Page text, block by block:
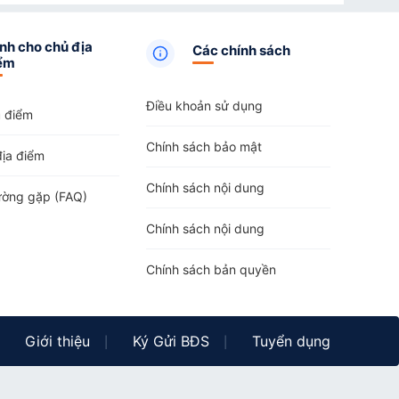
tại Xã Truông Mít
tại Xã Tân Phú, Khách sạn tại Xã Tân Hội,Khách sạn
Bình
cho chủ địa
điểm
điểm
gặp (FAQ)
Các chính sách
Điều khoản sử dụng
Chính sách bảo mật
Chính sách nội dung
Chính sách nội dung
Chính sách bản quyền
Giới thiệu Ký Gửi BĐS Tuyển dụng